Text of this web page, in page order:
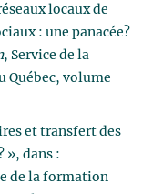
locaux de
: une panacée?
, Service de la
Québec, volume
et transfert des
», dans :
de la formation